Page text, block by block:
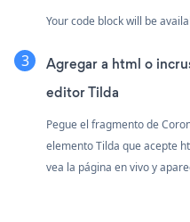
Your code block will be
Agregar a html o
editor Tilda
Pegue el fragmento de
elemento Tilda que acepte
vea la página en vivo y